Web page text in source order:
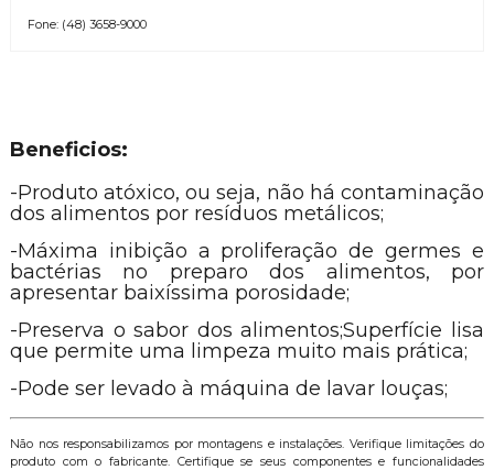
Fone: (48) 3658-9000
Beneficios:
-Produto atóxico, ou seja, não há contaminação
dos alimentos por resíduos metálicos;
-Máxima inibição a proliferação de germes e
bactérias no preparo dos alimentos, por
apresentar baixíssima porosidade;
-Preserva o sabor dos alimentos;Superfície lisa
que permite uma limpeza muito mais prática;
-Pode ser levado à máquina de lavar louças;
Não nos responsabilizamos por montagens e instalações. Verifique limitações do
produto com o fabricante. Certifique se seus componentes e funcionalidades